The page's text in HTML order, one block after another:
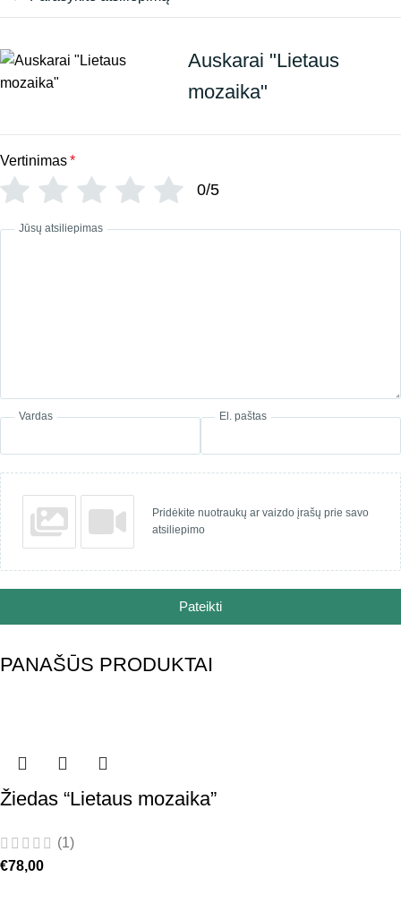
Auskarai "Lietaus
mozaika"
Vertinimas*
0/5
Jūsų atsiliepimas
Vardas El. paštas
Pridėkite nuotraukų ar vaizdo įrašų prie savo
atsiliepimo
Pateikti
PANAŠŪS PRODUKTAI
Žiedas “Lietaus mozaika”
(1)
€78,00